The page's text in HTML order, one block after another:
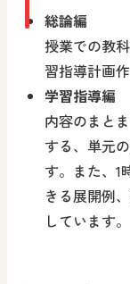
総論編
授業での教
習指導計画
学習指導編
内容のまと
する、単元
す。また、1
きる展開例
しています。